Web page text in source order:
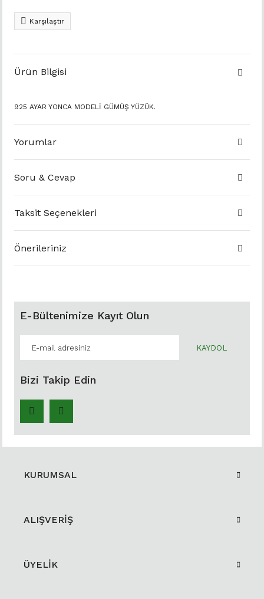
Karşılaştır
Ürün Bilgisi
925 AYAR YONCA MODELİ GÜMÜŞ YÜZÜK.
Yorumlar
Soru & Cevap
Taksit Seçenekleri
Önerileriniz
E-Bültenimize Kayıt Olun
KAYDOL
Bizi Takip Edin
KURUMSAL
ALIŞVERİŞ
ÜYELİK